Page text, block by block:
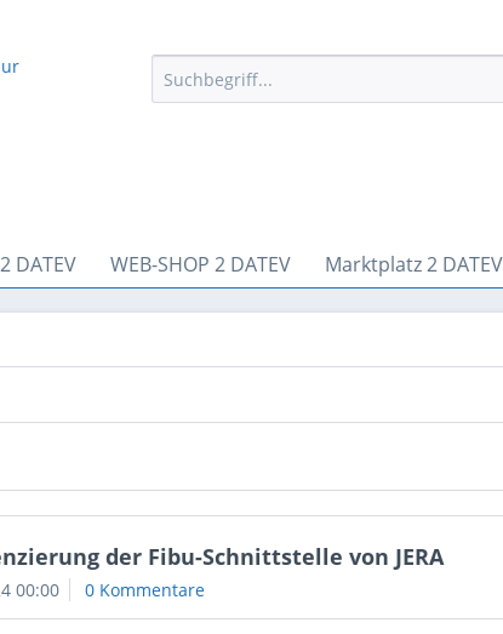
DATEV WEB-SHOP 2 DATEV Marktplatz 2 DATEV
der Fibu-Schnittstelle von JERA
00:00 0 Kommentare